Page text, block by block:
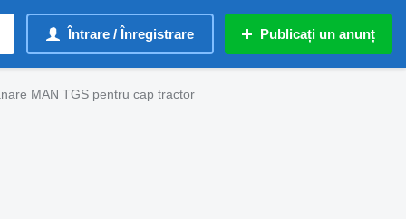
Întrare / Înregistrare Publicați un anunț
MAN TGS pentru cap tractor